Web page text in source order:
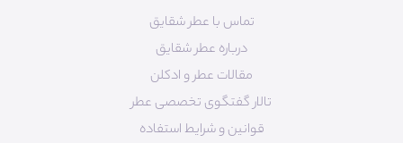
تماس با عطر شقایق
درباره عطر شقایق
مقالات عطر و ادکلن
تالار گفتگوی تخصصی عطر
قوانین و شرایط استفاده